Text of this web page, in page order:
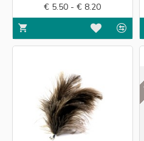
€ 5.50 - € 8.20